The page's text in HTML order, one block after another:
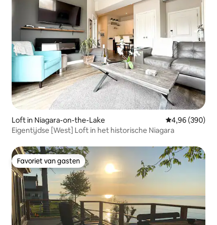
Loft in Niagara-on-the-Lake Gemiddelde
4,96 (390)
Eigentijdse [West] Loft in het historische Niagara
Favoriet van gasten
Favoriet van gasten